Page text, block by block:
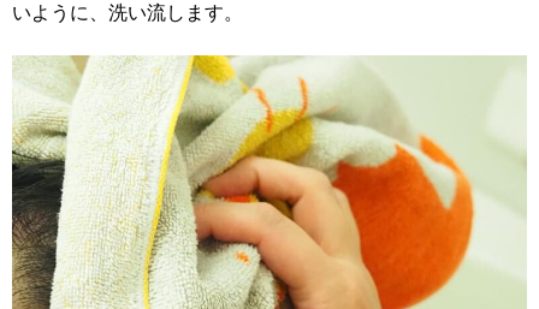
いように、洗い流します。